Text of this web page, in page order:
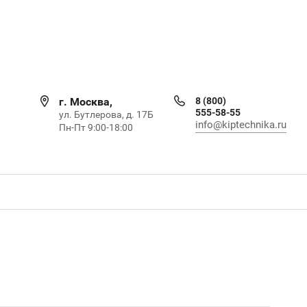
г. Москва,
ул. Бутлерова, д. 17Б
Пн-Пт 9:00-18:00
8 (800)
555-58-55
info@kiptechnika.ru